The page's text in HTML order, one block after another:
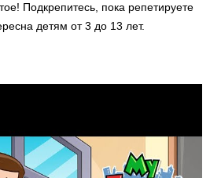
Подкрепитесь, пока репетируете
детям от 3 до 13 лет.